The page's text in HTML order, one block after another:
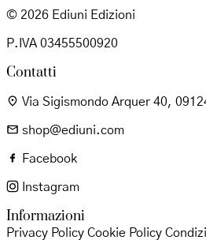
© 2026 Ediuni Edizioni
P.IVA 03455500920
Contatti
Via Sigismondo Arquer 40,
shop@ediuni.com
Facebook
Instagram
Informazioni
Privacy Policy Cookie Policy